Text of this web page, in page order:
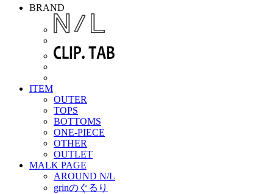
BRAND
ITEM
OUTER
TOPS
BOTTOMS
ONE-PIECE
OTHER
OUTLET
MALK PAGE
AROUND N/L
grinのぐるり